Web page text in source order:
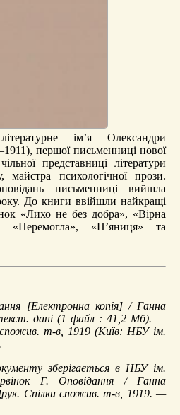
ім’я Олександри
першої письменниці нової
представниці літератури
майстра психологічної прози.
письменниці вийшла
До книги ввійшли найкращі
«Лихо не без добра», «Вірна
«П’яниця» та
[Електронна копія] / Ганна
дані (1 файл : 41,2 Мб). —
т-в, 1919 (Київ: НБУ ім.
зберігається в НБУ ім.
Г. Оповідання / Ганна
Спілки спожив. т-в, 1919. —